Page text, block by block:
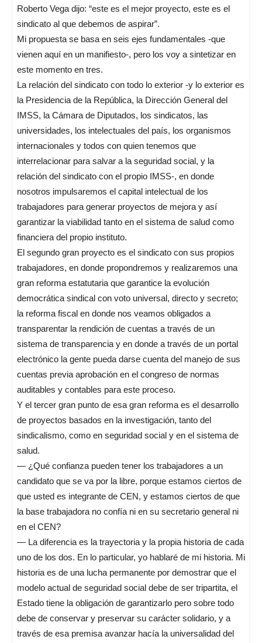
Roberto Vega dijo: “este es el mejor proyecto, este es el
sindicato al que debemos de aspirar”.
Mi propuesta se basa en seis ejes fundamentales -que
vienen aquí en un manifiesto-, pero los voy a sintetizar en
este momento en tres.
La relación del sindicato con todo lo exterior -y lo exterior es
la Presidencia de la República, la Dirección General del
IMSS, la Cámara de Diputados, los sindicatos, las
universidades, los intelectuales del país, los organismos
internacionales y todos con quien tenemos que
interrelacionar para salvar a la seguridad social, y la
relación del sindicato con el propio IMSS-, en donde
nosotros impulsaremos el capital intelectual de los
trabajadores para generar proyectos de mejora y así
garantizar la viabilidad tanto en el sistema de salud como
financiera del propio instituto.
El segundo gran proyecto es el sindicato con sus propios
trabajadores, en donde propondremos y realizaremos una
gran reforma estatutaria que garantice la evolución
democrática sindical con voto universal, directo y secreto;
la reforma fiscal en donde nos veamos obligados a
transparentar la rendición de cuentas a través de un
sistema de transparencia y en donde a través de un portal
electrónico la gente pueda darse cuenta del manejo de sus
cuentas previa aprobación en el congreso de normas
auditables y contables para este proceso.
Y el tercer gran punto de esa gran reforma es el desarrollo
de proyectos basados en la investigación, tanto del
sindicalismo, como en seguridad social y en el sistema de
salud.
— ¿Qué confianza pueden tener los trabajadores a un
candidato que se va por la libre, porque estamos ciertos de
que usted es integrante de CEN, y estamos ciertos de que
la base trabajadora no confía ni en su secretario general ni
en el CEN?
— La diferencia es la trayectoria y la propia historia de cada
uno de los dos. En lo particular, yo hablaré de mi historia. Mi
historia es de una lucha permanente por demostrar que el
modelo actual de seguridad social debe de ser tripartita, el
Estado tiene la obligación de garantizarlo pero sobre todo
debe de conservar y preservar su carácter solidario, y a
través de esa premisa avanzar hacía la universalidad del